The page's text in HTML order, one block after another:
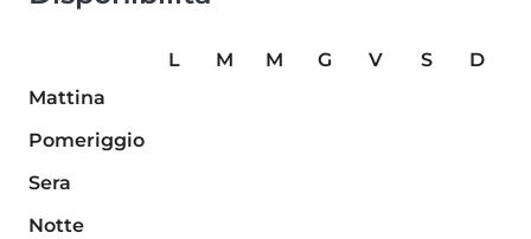
L M M G V S
D
Mattina
Pomeriggio
Sera
Notte